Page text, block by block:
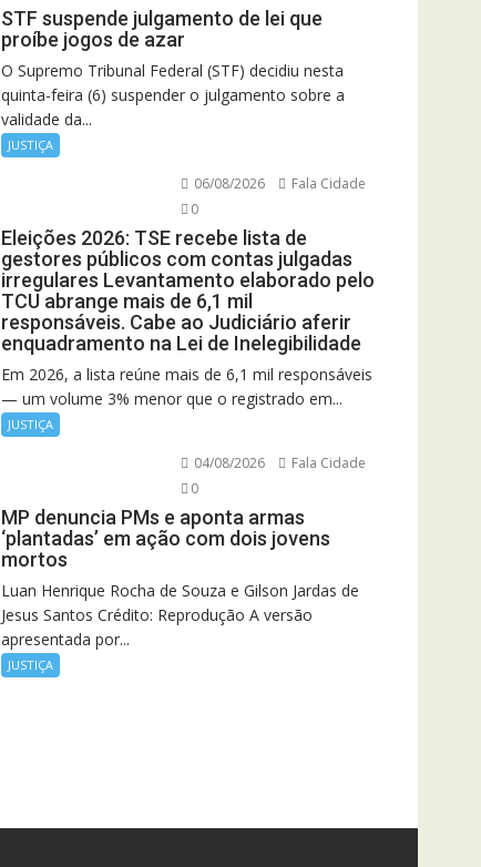
STF suspende julgamento de lei que
proíbe jogos de azar
O Supremo Tribunal Federal (STF) decidiu nesta
quinta-feira (6) suspender o julgamento sobre a
validade da...
JUSTIÇA
06/08/2026
Fala Cidade
0
Eleições 2026: TSE recebe lista de
gestores públicos com contas julgadas
irregulares Levantamento elaborado pelo
TCU abrange mais de 6,1 mil
responsáveis. Cabe ao Judiciário aferir
enquadramento na Lei de Inelegibilidade
Em 2026, a lista reúne mais de 6,1 mil responsáveis
— um volume 3% menor que o registrado em...
JUSTIÇA
04/08/2026
Fala Cidade
0
MP denuncia PMs e aponta armas
‘plantadas’ em ação com dois jovens
mortos
Luan Henrique Rocha de Souza e Gilson Jardas de
Jesus Santos Crédito: Reprodução A versão
apresentada por...
JUSTIÇA